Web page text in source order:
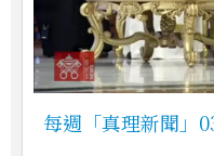
每週「真理新聞」